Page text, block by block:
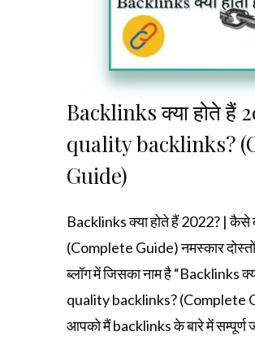
Backlinks क्या होते हैं
quality backlinks?
Guide)
Backlinks क्या होते हैं 2022? |
(Complete Guide) नमस्कार
ब्लॉग में जिसका नाम है “Backlinks
quality backlinks? (Complete
आपको मैं backlinks के बारे में सम्पूर्ण